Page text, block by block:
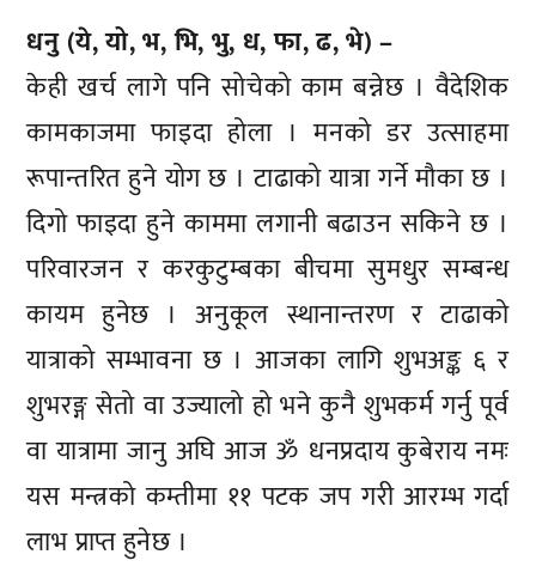
धनु (ये, यो, भ, भि, भु, ध, फा, ढ, भे) –
केही खर्च लागे पनि सोचेको काम बन्नेछ । वैदेशिक
कामकाजमा फाइदा होला । मनको डर उत्साहमा
रूपान्तरित हुने योग छ । टाढाको यात्रा गर्ने मौका छ ।
दिगो फाइदा हुने काममा लगानी बढाउन सकिने छ ।
परिवारजन र करकुटुम्बका बीचमा सुमधुर सम्बन्ध
कायम हुनेछ । अनुकूल स्थानान्तरण र टाढाको
यात्राको सम्भावना छ । आजका लागि शुभअङ्क ६ र
शुभरङ्ग सेतो वा उज्यालो हो भने कुनै शुभकर्म गर्नु पूर्व
वा यात्रामा जानु अघि आज ॐ धनप्रदाय कुबेराय नमः
यस मन्त्रको कम्तीमा ११ पटक जप गरी आरम्भ गर्दा
लाभ प्राप्त हुनेछ ।